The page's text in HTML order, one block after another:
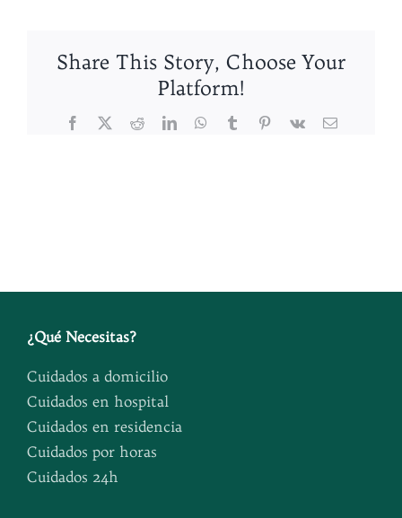
Share This Story, Choose Your
Platform!
Facebook
X RedditLinkedInWhatsApp
TumblrPinterest
Vk
Correo
¿Qué Necesitas?
Cuidados a domicilio
Cuidados en hospital
Cuidados en residencia
Cuidados por horas
Cuidados 24h